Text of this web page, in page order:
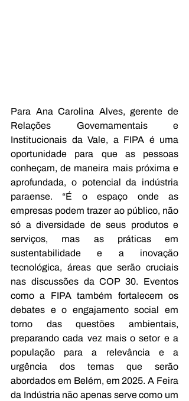
Para Ana Carolina Alves, gerente de
Relações Governamentais e
Institucionais da Vale, a FIPA é uma
oportunidade para que as pessoas
conheçam, de maneira mais próxima e
aprofundada, o potencial da indústria
paraense. “É o espaço onde as
empresas podem trazer ao público, não
só a diversidade de seus produtos e
serviços, mas as práticas em
sustentabilidade e a inovação
tecnológica, áreas que serão cruciais
nas discussões da COP 30. Eventos
como a FIPA também fortalecem os
debates e o engajamento social em
torno das questões ambientais,
preparando cada vez mais o setor e a
população para a relevância e a
urgência dos temas que serão
abordados em Belém, em 2025. A Feira
da Indústria não apenas serve como um